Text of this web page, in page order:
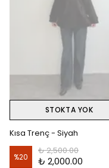
STOKTA YOK
Kısa Trenç - Siyah
%20
₺ 2,500.00
₺ 2,000.00